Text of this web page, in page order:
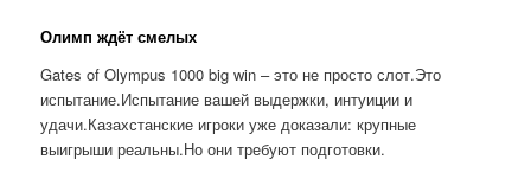
Олимп ждёт смелых
Gates of Olympus 1000 big win – это не просто слот.Это
испытание.Испытание вашей выдержки, интуиции и
удачи.Казахстанские игроки уже доказали: крупные
выигрыши реальны.Но они требуют подготовки.